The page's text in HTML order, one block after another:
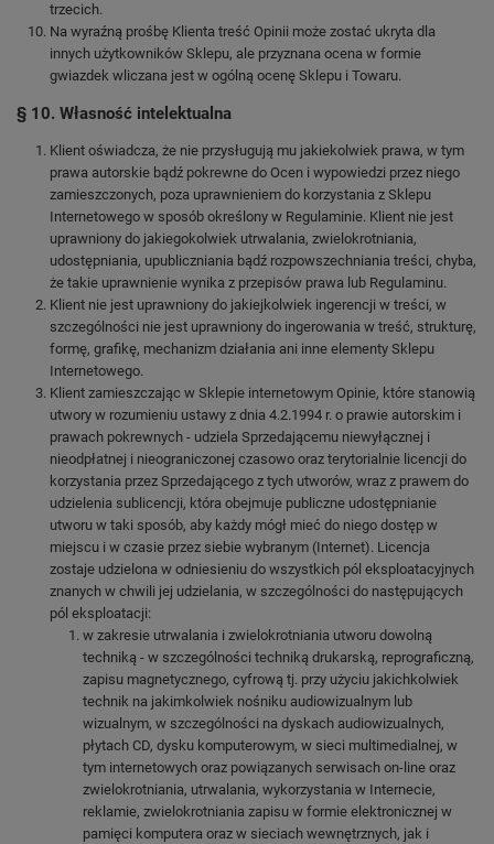
trzecich.
Na wyraźną prośbę Klienta treść Opinii może zostać ukryta dla
innych użytkowników Sklepu, ale przyznana ocena w formie
gwiazdek wliczana jest w ogólną ocenę Sklepu i Towaru.
§ 10. Własność intelektualna
Klient oświadcza, że nie przysługują mu jakiekolwiek prawa, w tym
prawa autorskie bądź pokrewne do Ocen i wypowiedzi przez niego
zamieszczonych, poza uprawnieniem do korzystania z Sklepu
Internetowego w sposób określony w Regulaminie. Klient nie jest
uprawniony do jakiegokolwiek utrwalania, zwielokrotniania,
udostępniania, upubliczniania bądź rozpowszechniania treści, chyba,
że takie uprawnienie wynika z przepisów prawa lub Regulaminu.
Klient nie jest uprawniony do jakiejkolwiek ingerencji w treści, w
szczególności nie jest uprawniony do ingerowania w treść, strukturę,
formę, grafikę, mechanizm działania ani inne elementy Sklepu
Internetowego.
Klient zamieszczając w Sklepie internetowym Opinie, które stanowią
utwory w rozumieniu ustawy z dnia 4.2.1994 r. o prawie autorskim i
prawach pokrewnych - udziela Sprzedającemu niewyłącznej i
nieodpłatnej i nieograniczonej czasowo oraz terytorialnie licencji do
korzystania przez Sprzedającego z tych utworów, wraz z prawem do
udzielenia sublicencji, która obejmuje publiczne udostępnianie
utworu w taki sposób, aby każdy mógł mieć do niego dostęp w
miejscu i w czasie przez siebie wybranym (Internet). Licencja
zostaje udzielona w odniesieniu do wszystkich pól eksploatacyjnych
znanych w chwili jej udzielania, w szczególności do następujących
pól eksploatacji:
w zakresie utrwalania i zwielokrotniania utworu dowolną
techniką - w szczególności techniką drukarską, reprograficzną,
zapisu magnetycznego, cyfrową tj. przy użyciu jakichkolwiek
technik na jakimkolwiek nośniku audiowizualnym lub
wizualnym, w szczególności na dyskach audiowizualnych,
płytach CD, dysku komputerowym, w sieci multimedialnej, w
tym internetowych oraz powiązanych serwisach on-line oraz
zwielokrotniania, utrwalania, wykorzystania w Internecie,
reklamie, zwielokrotniania zapisu w formie elektronicznej w
pamięci komputera oraz w sieciach wewnętrznych, jak i